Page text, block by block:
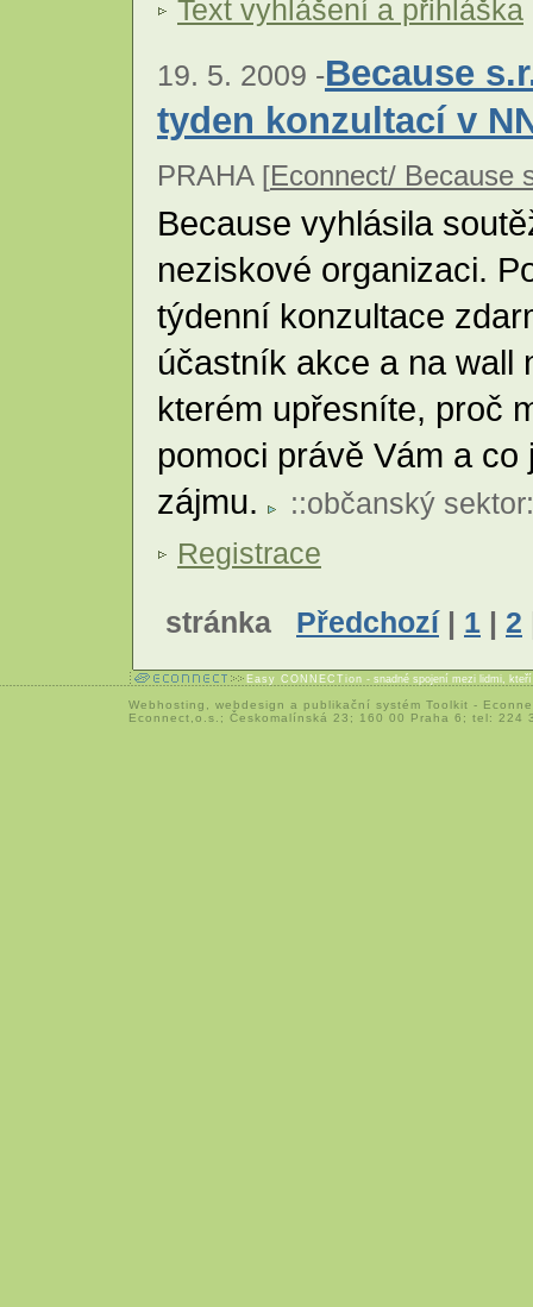
Text vyhlášení a přihláška
19. 5. 2009 -Because
tyden konzultací v
PRAHA [Econnect/ Because
Because vyhlásila
neziskové organizaci.
týdenní konzultace
účastník akce a na wall
kterém upřesníte, proč
pomoci právě Vám a
zájmu.
::občanský sektor
Registrace
stránka Předchozí| 1 | 2
Easy CONNECTion - snadné spojení mezi lidmi,
Webhosting webdesign a publikační systém Toolkit -
Econnect,o.s.; Českomalínská 23; 160 00 Praha 6; tel: 224